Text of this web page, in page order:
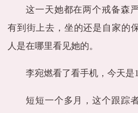
这一天她都在两个戒备森
有到街上去，坐的还是自家的
人是在哪里看见她的。
李宛燃看了看手机，今天是
短短一个多月，这个跟踪